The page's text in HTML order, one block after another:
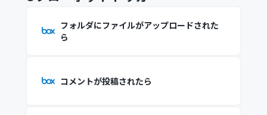
フォルダにファイルがアップロードされた
ら
コメントが投稿されたら